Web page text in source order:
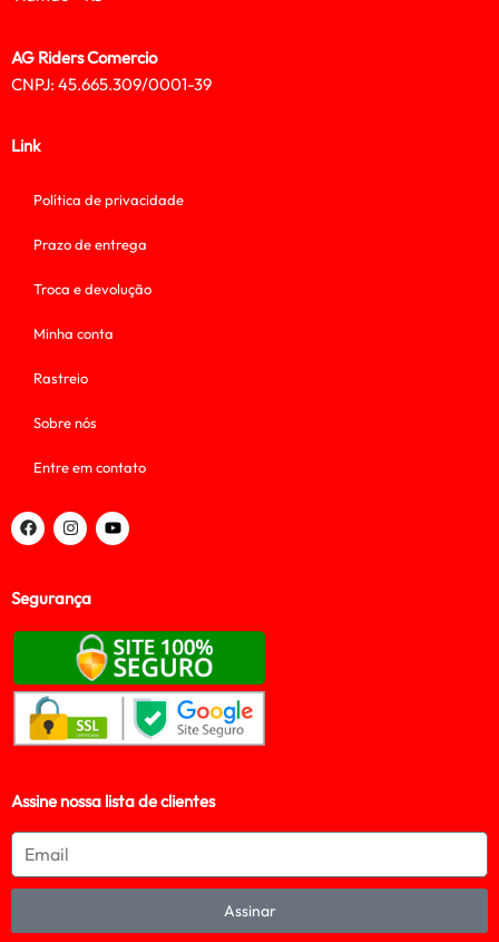
AG Riders Comercio
CNPJ: 45.665.309/0001-39
Link
Política de privacidade
Prazo de entrega
Troca e devolução
Minha conta
Rastreio
Sobre nós
Entre em contato
Segurança
Assine nossa lista de clientes
Assinar